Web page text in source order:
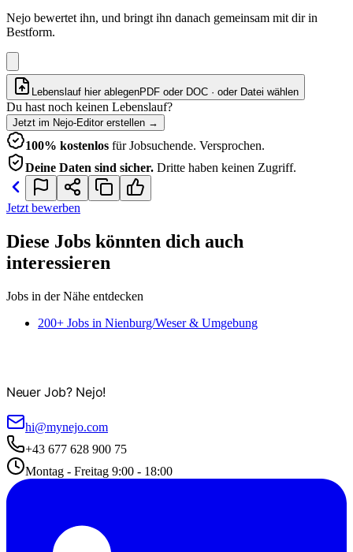
Nejo bewertet ihn, und bringt ihn danach gemeinsam mit dir in
Bestform.
Lebenslauf hier ablegenPDF oder DOC · oder Datei wählen
Du hast noch keinen Lebenslauf?
Jetzt im Nejo-Editor erstellen →
100% kostenlos für Jobsuchende. Versprochen.
Deine Daten sind sicher. Dritte haben keinen Zugriff.
Jetzt bewerben
Diese Jobs könnten dich auch
interessieren
Jobs in der Nähe entdecken
200+ Jobs in Nienburg/Weser & Umgebung
Neuer Job? Nejo!
hi@mynejo.com
+43 677 628 900 75
Montag - Freitag 9:00 - 18:00